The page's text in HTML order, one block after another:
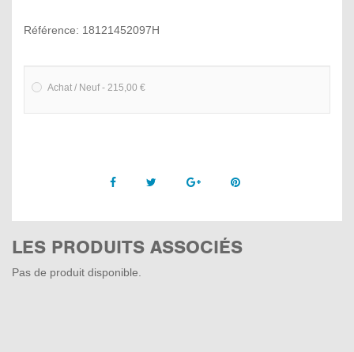
Référence: 18121452097H
Achat / Neuf - 215,00 €
Facebook Twitter Google +Pinterest
LES PRODUITS ASSOCIÉS
Pas de produit disponible.